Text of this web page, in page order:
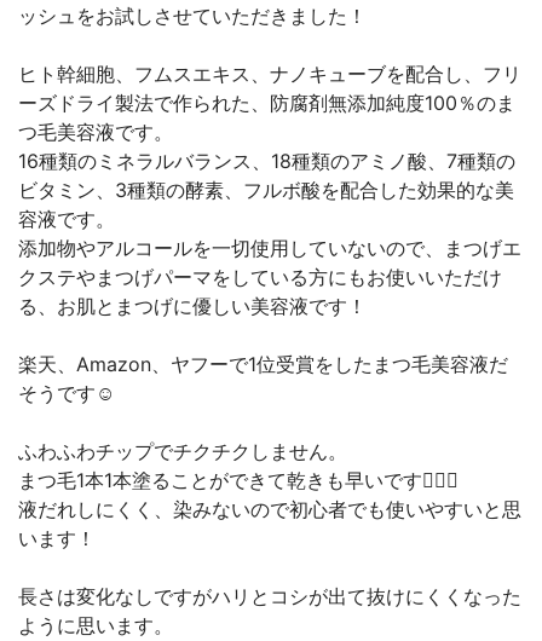
ッシュをお試しさせていただきました！
ヒト幹細胞、フムスエキス、ナノキューブを配合し、フリ
ーズドライ製法で作られた、防腐剤無添加純度100％のま
つ毛美容液です。
16種類のミネラルバランス、18種類のアミノ酸、7種類の
ビタミン、3種類の酵素、フルボ酸を配合した効果的な美
容液です。
添加物やアルコールを一切使用していないので、まつげエ
クステやまつげパーマをしている方にもお使いいただけ
る、お肌とまつげに優しい美容液です！
楽天、Amazon、ヤフーで1位受賞をしたまつ毛美容液だ
そうです☺︎︎
ふわふわチップでチクチクしません。
まつ毛1本1本塗ることができて乾きも早いです🙆‍♀️✨
液だれしにくく、染みないので初心者でも使いやすいと思
います！
長さは変化なしですがハリとコシが出て抜けにくくなった
ように思います。